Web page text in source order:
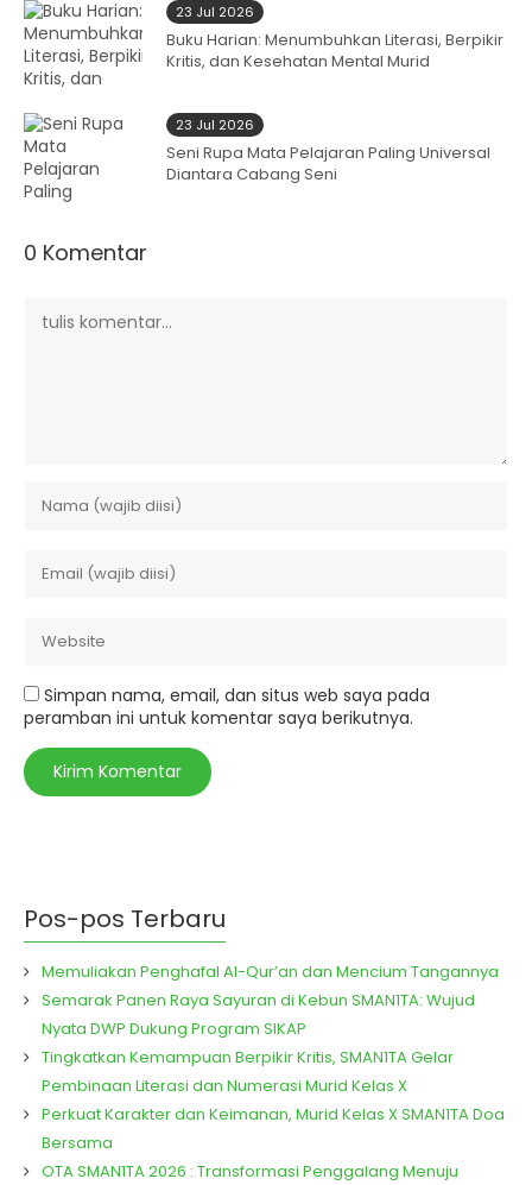
23 Jul 2026
Buku Harian: Menumbuhkan Literasi, Berpikir
Kritis, dan Kesehatan Mental Murid
23 Jul 2026
Seni Rupa Mata Pelajaran Paling Universal
Diantara Cabang Seni
0 Komentar
Simpan nama, email, dan situs web saya pada
peramban ini untuk komentar saya berikutnya.
Pos-pos Terbaru
Memuliakan Penghafal Al-Qur’an dan Mencium Tangannya
Semarak Panen Raya Sayuran di Kebun SMAN1TA: Wujud
Nyata DWP Dukung Program SIKAP
Tingkatkan Kemampuan Berpikir Kritis, SMAN1TA Gelar
Pembinaan Literasi dan Numerasi Murid Kelas X
Perkuat Karakter dan Keimanan, Murid Kelas X SMAN1TA Doa
Bersama
OTA SMAN1TA 2026 : Transformasi Penggalang Menuju